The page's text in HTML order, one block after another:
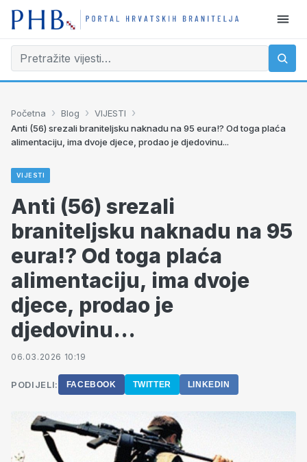
Početna › Blog › VIJESTI ›
Anti (56) srezali braniteljsku naknadu na 95 eura!? Od toga plaća
alimentaciju, ima dvoje djece, prodao je djedovinu...
VIJESTI
Anti (56) srezali
braniteljsku naknadu na 95
eura!? Od toga plaća
alimentaciju, ima dvoje
djece, prodao je
djedovinu...
06.03.2026 10:19
PODIJELI: FACEBOOK TWITTER LINKEDIN